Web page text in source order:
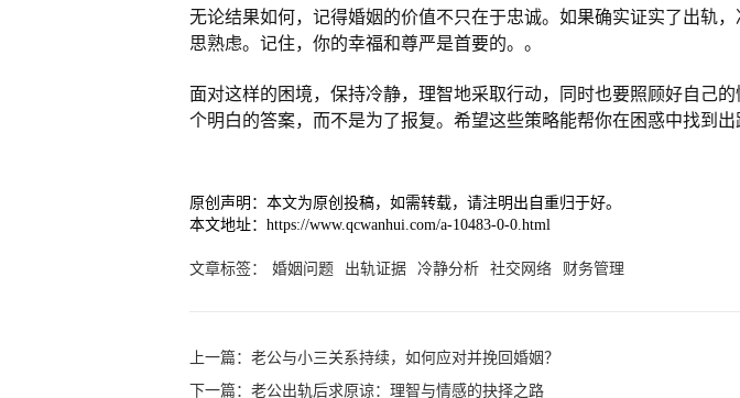
无论结果如何，记得婚姻的价值不只在于忠诚。如果确实证实了出轨
思熟虑。记住，你的幸福和尊严是首要的。。
面对这样的困境，保持冷静，理智地采取行动，同时也要照顾好自己
个明白的答案，而不是为了报复。希望这些策略能帮你在困惑中找到出
原创声明：本文为原创投稿，如需转载，请注明出自重归于好。
本文地址：https://www.qcwanhui.com/a-10483-0-0.html
文章标签： 婚姻问题 出轨证据 冷静分析 社交网络 财务管理
上一篇： 老公与小三关系持续，如何应对并挽回婚姻？
下一篇： 老公出轨后求原谅：理智与情感的抉择之路